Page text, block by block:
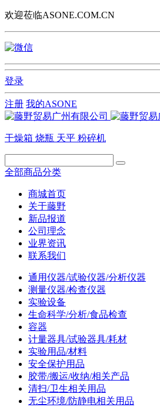
欢迎莅临ASONE.COM.CN
登录
注册 我的ASONE
干燥箱 烧瓶 天平 粉碎机
全部商品分类
商城首页
关于藤野
新品报道
公司理念
业界资讯
联系我们
通用仪器/试验仪器/分析仪器
测量仪器/检查仪器
实验设备
生命科学/分析/食品检查
容器
计量器具/试验器具/耗材
实验用品/材料
安全保护用品
胶带/搬运/收纳/相关产品
清扫/卫生相关用品
无尘环境/防静电相关用品